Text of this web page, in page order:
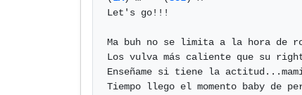
Let's go!!!
Ma buh no se limita a la hora de
Los vulva más caliente que su
Enseñame si tiene la
Tiempo llego el momento baby de